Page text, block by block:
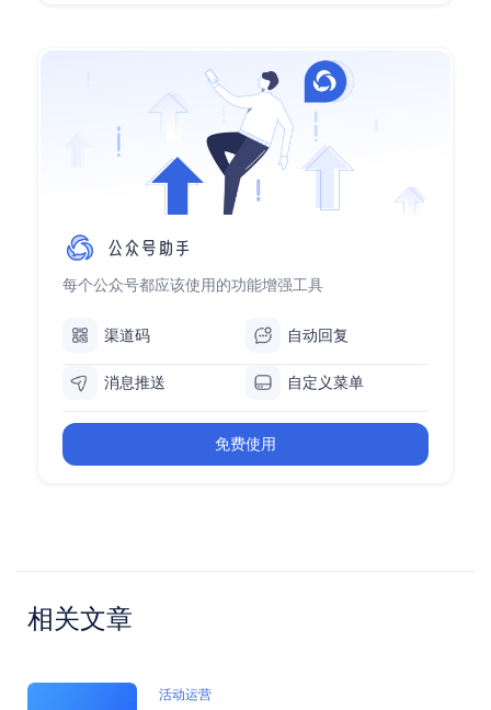
每个公众号都应该使用的功能增强工具
渠道码 自动回复
消息推送 自定义菜单
免费使用
相关文章
活动运营